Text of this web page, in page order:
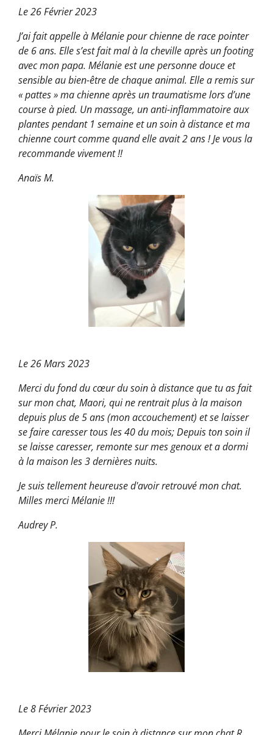
Le 26 Février 2023
J’ai fait appelle à Mélanie pour chienne de race pointer
de 6 ans. Elle s’est fait mal à la cheville après un footing
avec mon papa. Mélanie est une personne douce et
sensible au bien-être de chaque animal. Elle a remis sur
« pattes » ma chienne après un traumatisme lors d’une
course à pied. Un massage, un anti-inflammatoire aux
plantes pendant 1 semaine et un soin à distance et ma
chienne court comme quand elle avait 2 ans ! Je vous la
recommande vivement !!
Anaïs M.
Le 26 Mars 2023
Merci du fond du cœur du soin à distance que tu as fait
sur mon chat, Maori, qui ne rentrait plus à la maison
depuis plus de 5 ans (mon accouchement) et se laisser
se faire caresser tous les 40 du mois; Depuis ton soin il
se laisse caresser, remonte sur mes genoux et a dormi
à la maison les 3 dernières nuits.
Je suis tellement heureuse d'avoir retrouvé mon chat.
Milles merci Mélanie !!!
Audrey P.
Le 8 Février 2023